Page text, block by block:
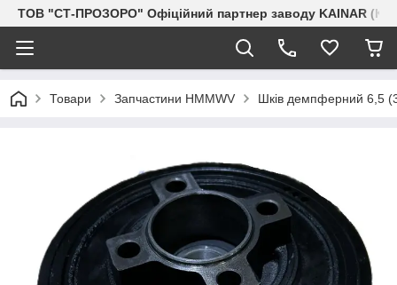
ТОВ "СТ-ПРОЗОРО" Офіційний партнер заводу KAINAR
Товари Запчастини HMMWV Шків демпферний 6,5